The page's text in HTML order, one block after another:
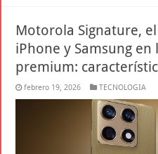
Motorola Signature,
iPhone y Samsung en
premium:
febrero 19, 2026 TECNOLOGIA